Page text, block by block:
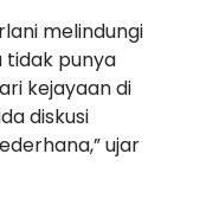
melindungi
tidak punya
kejayaan di
diskusi
ujar